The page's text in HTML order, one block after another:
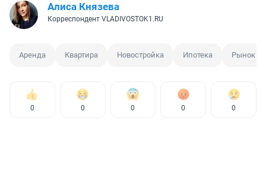
Алиса Князева
Корреспондент VLADIVOSTOK1.RU
Аренда Квартира Новостройка Ипотека Рынок
0 0 0 0 0